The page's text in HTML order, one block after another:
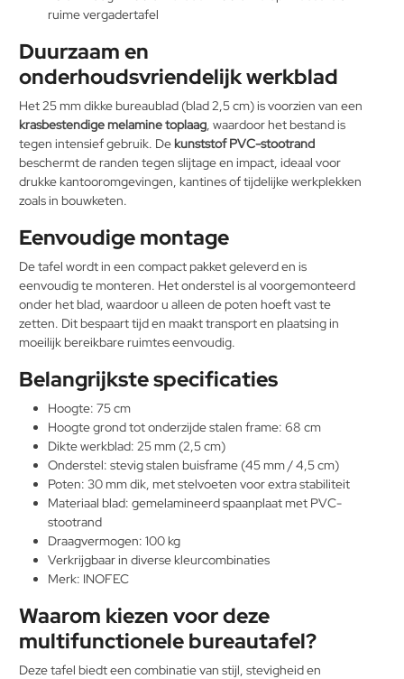
ruime vergadertafel
Duurzaam en
onderhoudsvriendelijk werkblad
Het 25 mm dikke bureaublad (blad 2,5 cm) is voorzien van een
krasbestendige melamine toplaag, waardoor het bestand is
tegen intensief gebruik. Dekunststof PVC-stootrand
beschermt de randen tegen slijtage en impact, ideaal voor
drukke kantooromgevingen, kantines of tijdelijke werkplekken
zoals in bouwketen.
Eenvoudige montage
De tafel wordt in een compact pakket geleverd en is
eenvoudig te monteren. Het onderstel is al voorgemonteerd
onder het blad, waardoor u alleen de poten hoeft vast te
zetten. Dit bespaart tijd en maakt transport en plaatsing in
moeilijk bereikbare ruimtes eenvoudig.
Belangrijkste specificaties
Hoogte: 75 cm
Hoogte grond tot onderzijde stalen frame: 68 cm
Dikte werkblad: 25 mm (2,5 cm)
Onderstel: stevig stalen buisframe (45 mm / 4,5 cm)
Poten: 30 mm dik, met stelvoeten voor extra stabiliteit
Materiaal blad: gemelamineerd spaanplaat met PVC-
stootrand
Draagvermogen: 100 kg
Verkrijgbaar in diverse kleurcombinaties
Merk: INOFEC
Waarom kiezen voor deze
multifunctionele bureautafel?
Deze tafel biedt een combinatie van stijl, stevigheid en